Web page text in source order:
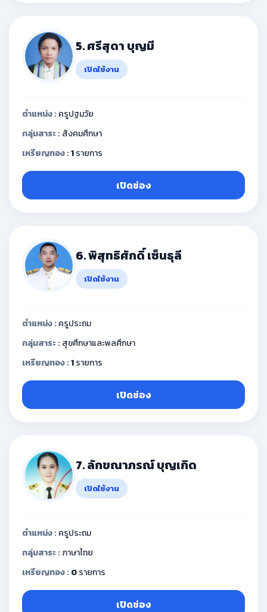
5. ศรีสุดา บุญมี
เปิดใช้งาน
ตำแหน่ง : ครูปฐมวัย
กลุ่มสาระ : สังคมศึกษา
เหรียญทอง :1รายการ
เปิดช่อง
6. พิสุทธิศักดิ์ เซ็นธุลี
เปิดใช้งาน
ตำแหน่ง : ครูประถม
กลุ่มสาระ : สุขศึกษาและพลศึกษา
เหรียญทอง :1รายการ
เปิดช่อง
7. ลักขณาภรณ์ บุญเกิด
เปิดใช้งาน
ตำแหน่ง : ครูประถม
กลุ่มสาระ : ภาษาไทย
เหรียญทอง : 0รายการ
เปิดช่อง